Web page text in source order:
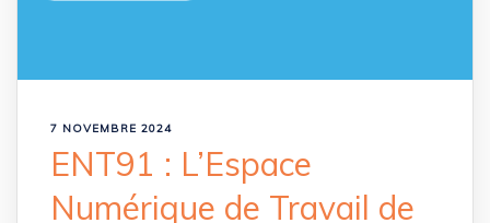
7 NOVEMBRE 2024
ENT91 : L’Espace
Numérique de Travail de